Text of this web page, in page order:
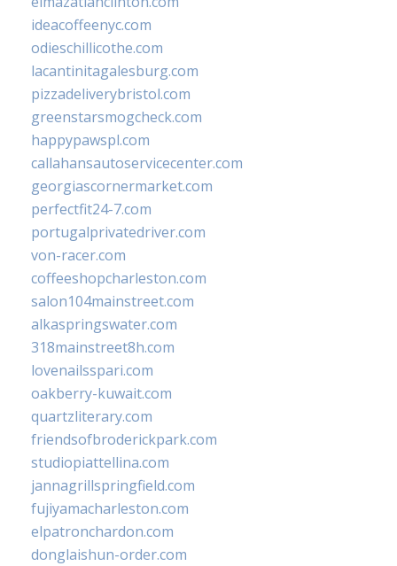
ideacoffeenyc.com
odieschillicothe.com
lacantinitagalesburg.com
pizzadeliverybristol.com
greenstarsmogcheck.com
happypawspl.com
callahansautoservicecenter.com
georgiascornermarket.com
perfectfit24-7.com
portugalprivatedriver.com
von-racer.com
coffeeshopcharleston.com
salon104mainstreet.com
alkaspringswater.com
318mainstreet8h.com
lovenailsspari.com
oakberry-kuwait.com
quartzliterary.com
friendsofbroderickpark.com
studiopiattellina.com
jannagrillspringfield.com
fujiyamacharleston.com
elpatronchardon.com
donglaishun-order.com